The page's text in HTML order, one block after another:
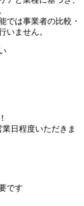
では事業者の比較・
いません。
日程度いただきま
です